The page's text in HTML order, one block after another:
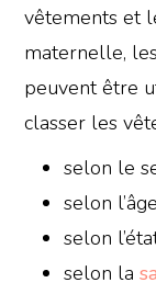
vêtements et
maternelle,
peuvent être
classer les
selon le
selon
selon
selon la